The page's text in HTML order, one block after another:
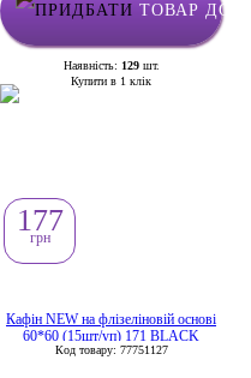
У КОШИК ТОВАР
Наявність: 129шт.
Купити в 1 клік
Кафін NEW на флізеліновій основі
60*60 (15шт/уп) 171 BLACK
Код товару: 77751127
177
грн